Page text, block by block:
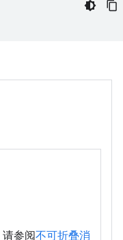
参阅不可折叠消